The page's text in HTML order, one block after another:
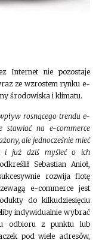
Internet nie pozostaje
ze wzrostem rynku e-
środowiska i klimatu.
rosnącego trendu e-
stawiać na e-commerce
ale jednocześnie mieć
i już dziś myśleć o ich
Sebastian Anioł,
rozwija flotę
e-commerce jest
do kilkudziesięciu
indywidualnie wybrać
odbioru z punktu lub
pod wiele adresów,